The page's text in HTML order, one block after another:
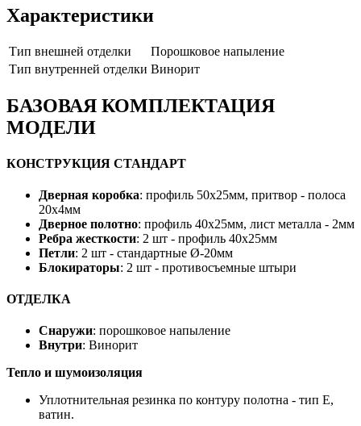
Характеристики
Тип внешней отделки
Порошковое напыление
Тип внутренней отделки Винорит
БАЗОВАЯ КОМПЛЕКТАЦИЯ
МОДЕЛИ
КОНСТРУКЦИЯ СТАНДАРТ
Дверная коробка: профиль 50х25мм, притвор - полоса
20х4мм
Дверное полотно: профиль 40х25мм, лист металла - 2мм
Ребра жесткости: 2 шт - профиль 40х25мм
Петли: 2 шт - стандартные Ø-20мм
Блокираторы: 2 шт - противосъемные штыри
ОТДЕЛКА
Снаружи: порошковое напыление
Внутри: Винорит
Тепло и шумоизоляция
Уплотнительная резинка по контуру полотна - тип Е,
ватин.